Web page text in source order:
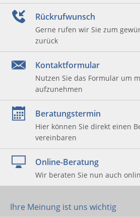
Rückrufwunsch
Gerne rufen wir Sie zum
zurück
Kontaktformular
Nutzen Sie das Formular um
aufzunehmen
Beratungstermin
Hier können Sie direkt einen
vereinbaren
Online-Beratung
Wir beraten Sie nun auch
Ihre Meinung ist uns wichtig